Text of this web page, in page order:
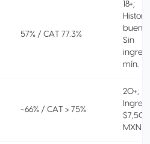
57% / CAT 77.3%
18+;
bueno;
Sin
mín.
~66% / CAT > 75%
20+;
MXN